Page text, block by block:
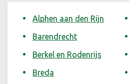
Alphen aan den Rijn
Barendrecht
Berkel en Rodenrijs
Breda